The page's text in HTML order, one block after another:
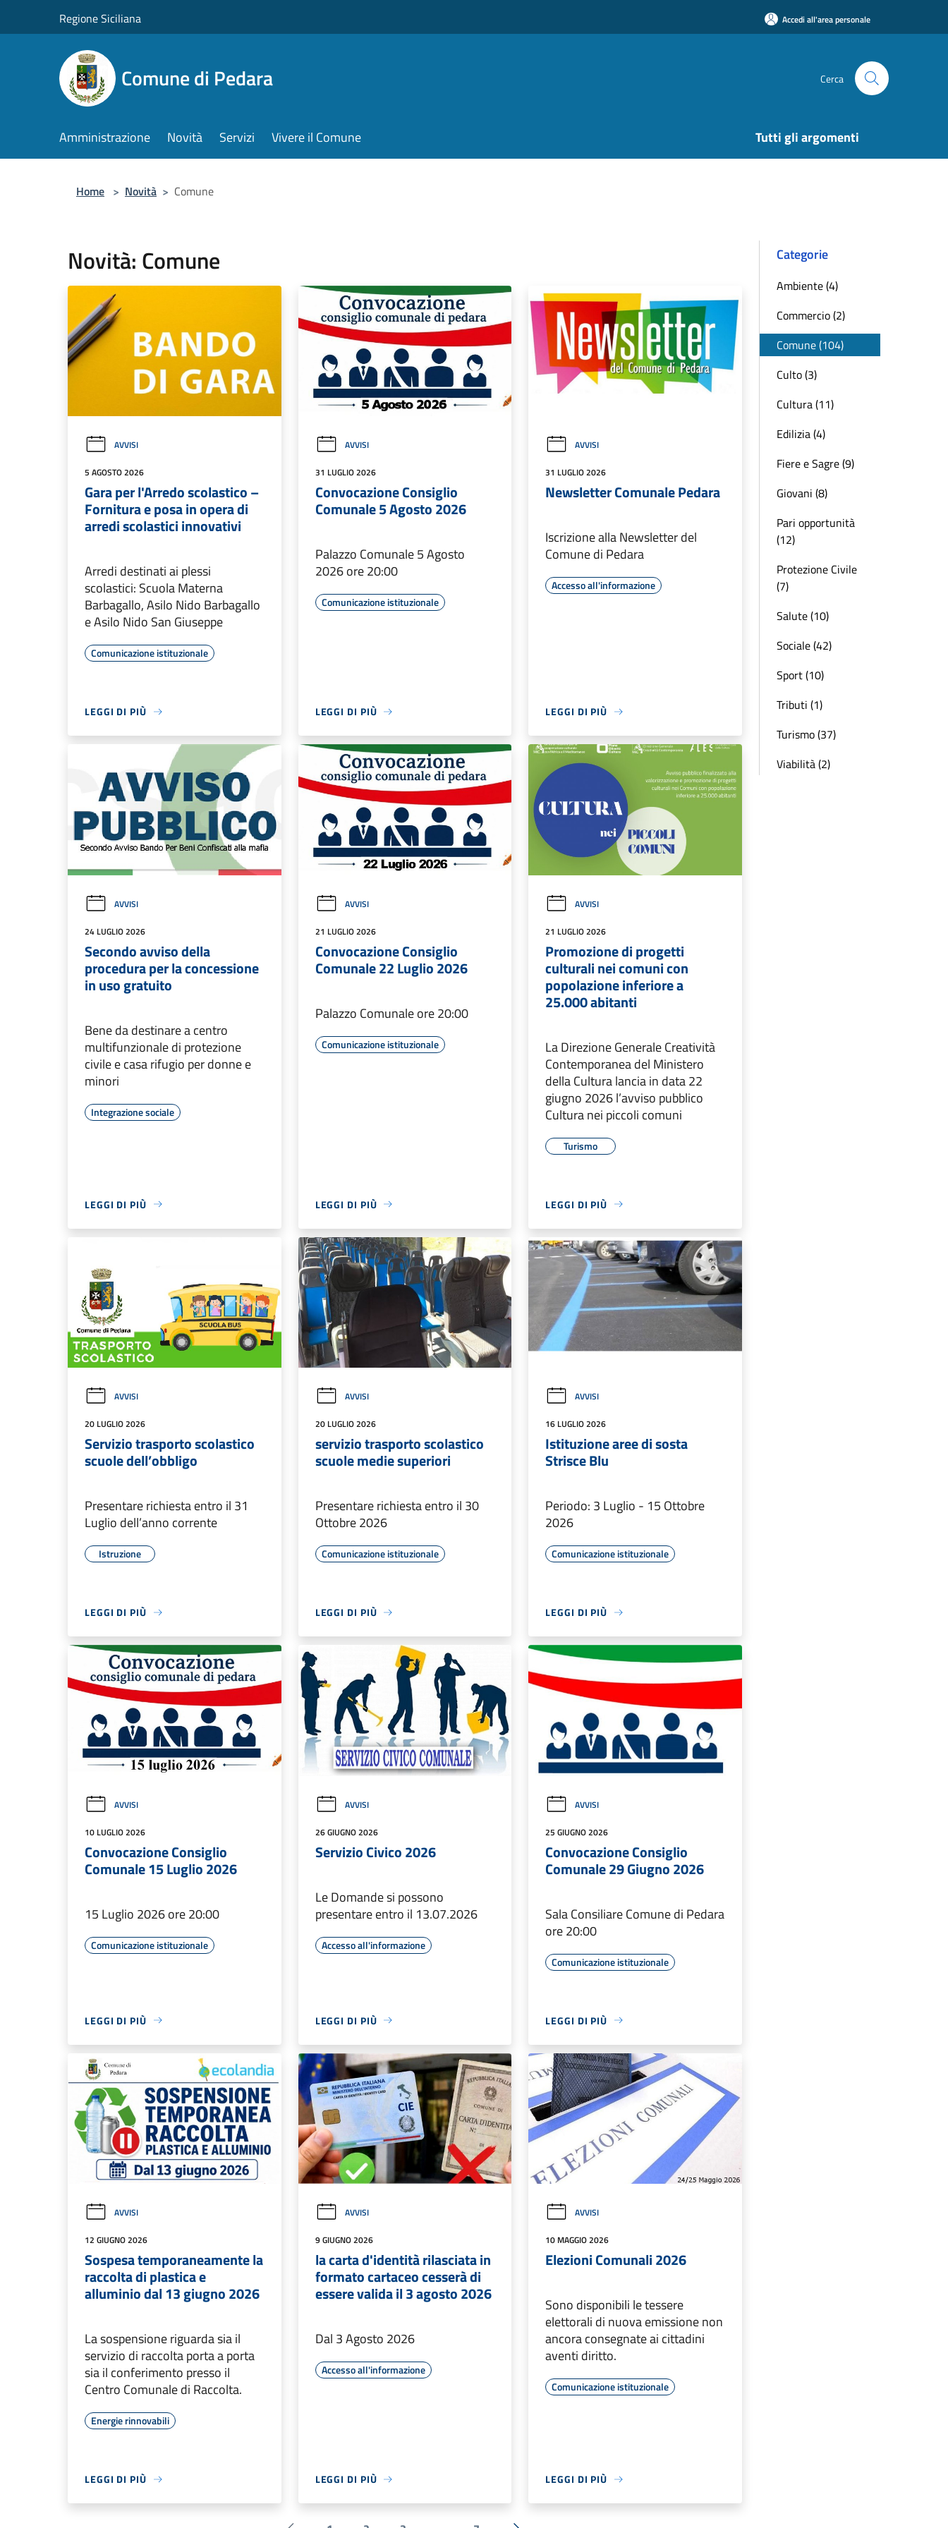
Regione Siciliana Accedi all'area personale
Comune di Pedara Cerca
Amministrazione Novità Servizi Vivere il Comune Tutti gli argomenti
Home > Novità > Comune
Novità: Comune
AVVISI
5 AGOSTO 2026
Gara per l'Arredo scolastico –
Fornitura e posa in opera di
arredi scolastici innovativi
Arredi destinati ai plessi
scolastici: Scuola Materna
Barbagallo, Asilo Nido Barbagallo
e Asilo Nido San Giuseppe
Comunicazione istituzionale
LEGGI DI PIÙ
AVVISI
31 LUGLIO 2026
Convocazione Consiglio
Comunale 5 Agosto 2026
Palazzo Comunale 5 Agosto
2026 ore 20:00
Comunicazione istituzionale
LEGGI DI PIÙ
AVVISI
31 LUGLIO 2026
Newsletter Comunale Pedara
Iscrizione alla Newsletter del
Comune di Pedara
Accesso all'informazione
LEGGI DI PIÙ
AVVISI
24 LUGLIO 2026
Secondo avviso della
procedura per la concessione
in uso gratuito
Bene da destinare a centro
multifunzionale di protezione
civile e casa rifugio per donne e
minori
Integrazione sociale
LEGGI DI PIÙ
AVVISI
21 LUGLIO 2026
Convocazione Consiglio
Comunale 22 Luglio 2026
Palazzo Comunale ore 20:00
Comunicazione istituzionale
LEGGI DI PIÙ
AVVISI
21 LUGLIO 2026
Promozione di progetti
culturali nei comuni con
popolazione inferiore a
25.000 abitanti
La Direzione Generale Creatività
Contemporanea del Ministero
della Cultura lancia in data 22
giugno 2026 l’avviso pubblico
Cultura nei piccoli comuni
Turismo
LEGGI DI PIÙ
AVVISI
20 LUGLIO 2026
Servizio trasporto scolastico
scuole dell’obbligo
Presentare richiesta entro il 31
Luglio dell’anno corrente
Istruzione
LEGGI DI PIÙ
AVVISI
20 LUGLIO 2026
servizio trasporto scolastico
scuole medie superiori
Presentare richiesta entro il 30
Ottobre 2026
Comunicazione istituzionale
LEGGI DI PIÙ
AVVISI
16 LUGLIO 2026
Istituzione aree di sosta
Strisce Blu
Periodo: 3 Luglio - 15 Ottobre
2026
Comunicazione istituzionale
LEGGI DI PIÙ
AVVISI
10 LUGLIO 2026
Convocazione Consiglio
Comunale 15 Luglio 2026
15 Luglio 2026 ore 20:00
Comunicazione istituzionale
LEGGI DI PIÙ
AVVISI
26 GIUGNO 2026
Servizio Civico 2026
Le Domande si possono
presentare entro il 13.07.2026
Accesso all'informazione
LEGGI DI PIÙ
AVVISI
25 GIUGNO 2026
Convocazione Consiglio
Comunale 29 Giugno 2026
Sala Consiliare Comune di Pedara
ore 20:00
Comunicazione istituzionale
LEGGI DI PIÙ
AVVISI
12 GIUGNO 2026
Sospesa temporaneamente la
raccolta di plastica e
alluminio dal 13 giugno 2026
La sospensione riguarda sia il
servizio di raccolta porta a porta
sia il conferimento presso il
Centro Comunale di Raccolta.
Energie rinnovabili
LEGGI DI PIÙ
AVVISI
9 GIUGNO 2026
la carta d'identità rilasciata in
formato cartaceo cesserà di
essere valida il 3 agosto 2026
Dal 3 Agosto 2026
Accesso all'informazione
LEGGI DI PIÙ
AVVISI
10 MAGGIO 2026
Elezioni Comunali 2026
Sono disponibili le tessere
elettorali di nuova emissione non
ancora consegnate ai cittadini
aventi diritto.
Comunicazione istituzionale
LEGGI DI PIÙ
Categorie
Ambiente (4)
Commercio (2)
Comune (104)
Culto (3)
Cultura (11)
Edilizia (4)
Fiere e Sagre (9)
Giovani (8)
Pari opportunità
(12)
Protezione Civile
(7)
Salute (10)
Sociale (42)
Sport (10)
Tributi (1)
Turismo (37)
Viabilità (2)